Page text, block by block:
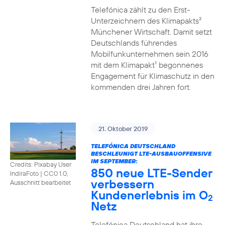
Telefónica zählt zu den Erst-
Unterzeichnern des Klimapakts²
Münchener Wirtschaft. Damit setzt
Deutschlands führendes
Mobilfunkunternehmen sein 2016
mit dem Klimapakt¹ begonnenes
Engagement für Klimaschutz in den
kommenden drei Jahren fort.
Credits: Pixabay User
IndiraFoto | CC0 1.0,
Ausschnitt bearbeitet
21. Oktober 2019
TELEFÓNICA DEUTSCHLAND
BESCHLEUNIGT LTE-AUSBAUOFFENSIVE
IM SEPTEMBER:
850 neue LTE-Sender
verbessern
Kundenerlebnis im O2
Netz